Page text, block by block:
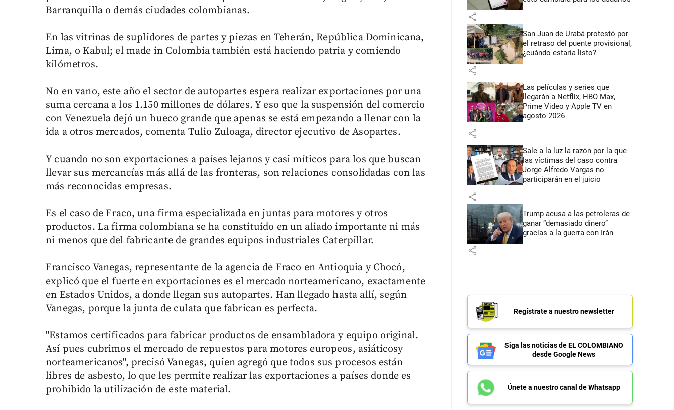
Barranquilla o demás ciudades colombianas.
En las vitrinas de suplidores de partes y piezas en Teherán, República Dominicana,
Lima, o Kabul; el made in Colombia también está haciendo patria y comiendo
kilómetros.
No en vano, este año el sector de autopartes espera realizar exportaciones por una
suma cercana a los 1.150 millones de dólares. Y eso que la suspensión del comercio
con Venezuela dejó un hueco grande que apenas se está empezando a llenar con la
ida a otros mercados, comenta Tulio Zuloaga, director ejecutivo de Asopartes.
Y cuando no son exportaciones a países lejanos y casi míticos para los que buscan
llevar sus mercancías más allá de las fronteras, son relaciones consolidadas con las
más reconocidas empresas.
Es el caso de Fraco, una firma especializada en juntas para motores y otros
productos. La firma colombiana se ha constituido en un aliado importante ni más
ni menos que del fabricante de grandes equipos industriales Caterpillar.
Francisco Vanegas, representante de la agencia de Fraco en Antioquia y Chocó,
explicó que el fuerte en exportaciones es el mercado norteamericano, exactamente
en Estados Unidos, a donde llegan sus autopartes. Han llegado hasta allí, según
Vanegas, porque la junta de culata que fabrican es perfecta.
"Estamos certificados para fabricar productos de ensambladora y equipo original.
Así pues cubrimos el mercado de repuestos para motores europeos, asiáticosy
norteamericanos", precisó Vanegas, quien agregó que todos sus procesos están
libres de asbesto, lo que les permite realizar las exportaciones a países donde es
prohibido la utilización de este material.
share
San Juan de Urabá protestó por
el retraso del puente provisional,
¿cuándo estaría listo?
share
Las películas y series que
llegarán a Netflix, HBO Max,
Prime Video y Apple TV en
agosto 2026
share
Sale a la luz la razón por la que
las víctimas del caso contra
Jorge Alfredo Vargas no
participarán en el juicio
share
Trump acusa a las petroleras de
ganar “demasiado dinero”
gracias a la guerra con Irán
share
Regístrate a nuestro newsletter
Siga las noticias de EL COLOMBIANO
desde Google News
Únete a nuestro canal de Whatsapp